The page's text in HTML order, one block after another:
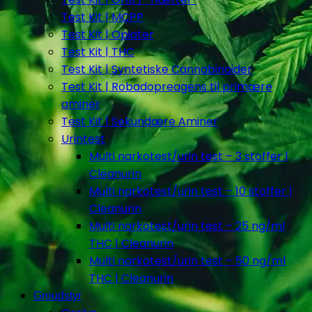
Test Kit | MCPP
Test Kit | Opiater
Test Kit | THC
Test Kit | Syntetiske Cannabinoider
Test Kit | Robadopreagens til primære
aminer
Test Kit | Sekundære Aminer
Urintest
Multi narkotest/urin test – 3 stoffer |
Cleanurin
Multi narkotest/urin test – 10 stoffer |
Cleanurin
Multi narkotest/urin test – 25 ng/ml
THC | Cleanurin
Multi narkotest/urin test – 50 ng/ml
THC | Cleanurin
Groudstyr